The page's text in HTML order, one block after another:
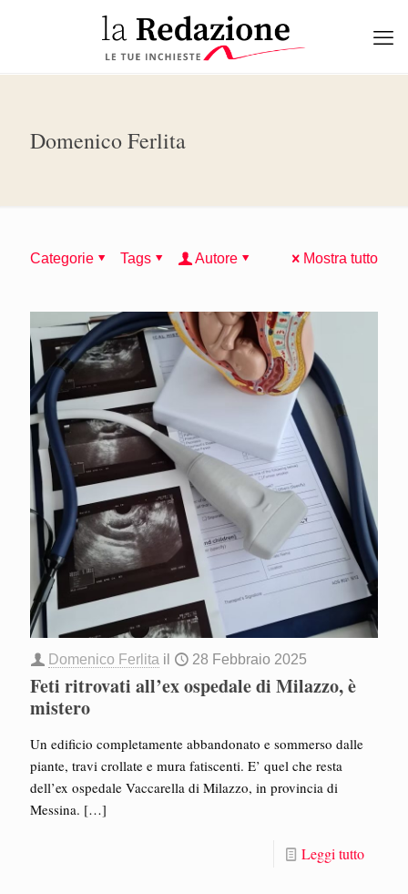
Domenico Ferlita
Categorie Tags Autore Mostra tutto
Domenico Ferlita il 28 Febbraio 2025
Feti ritrovati all’ex ospedale di Milazzo, è
mistero
Un edificio completamente abbandonato e sommerso dalle
piante, travi crollate e mura fatiscenti. E’ quel che resta
dell’ex ospedale Vaccarella di Milazzo, in provincia di
Messina. […]
Leggi tutto